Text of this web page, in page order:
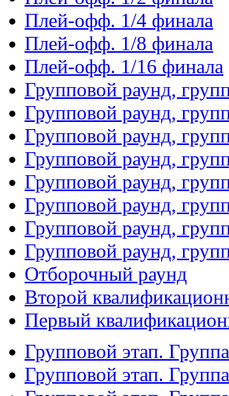
Плей-офф. 1/4 финала
Плей-офф. 1/8 финала
Плей-офф. 1/16 финала
Групповой раунд,
Групповой раунд,
Групповой раунд,
Групповой раунд,
Групповой раунд,
Групповой раунд,
Групповой раунд,
Групповой раунд,
Отборочный раунд
Второй
Первый
Групповой этап.
Групповой этап.